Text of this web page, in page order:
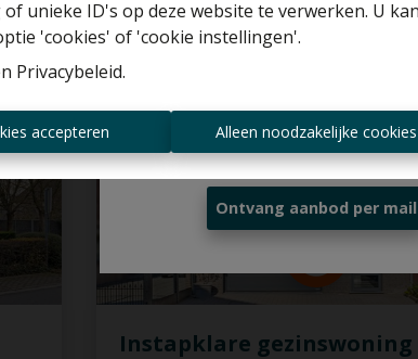
unieke ID's op deze website te verwerken. U
'cookies' of 'cookie instellingen'.
Privacybeleid.
accepteren Alleen noodzakelijke cookies
VERKOCHT
Instapklare gezinswoning
Gratis schatting
Altijd als eerste op de hoogte
nieuwe aanbiedingen?
Ontvang aanbod per mail